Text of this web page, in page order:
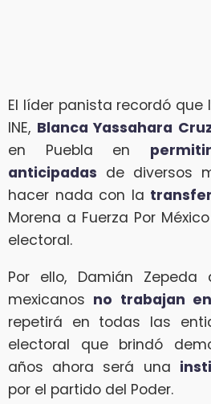
El líder panista recordó que
INE, Blanca Yassahara
en Puebla en
anticipadas de diversos
hacer nada con la
Morena a Fuerza Por
electoral.
Por ello, Damián
mexicanos no trabajan
repetirá en todas las
electoral que brindó
años ahora será una
por el partido del Poder.